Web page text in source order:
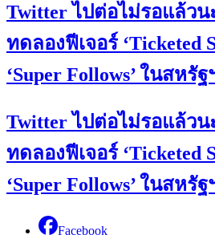
Twitter ไปต่อไม่รอแล้ว
ทดลองฟีเจอร์ ‘Ticketed
‘Super Follows’ ในสหรัฐ
Twitter ไปต่อไม่รอแล้ว
ทดลองฟีเจอร์ ‘Ticketed
‘Super Follows’ ในสหรัฐ
Facebook